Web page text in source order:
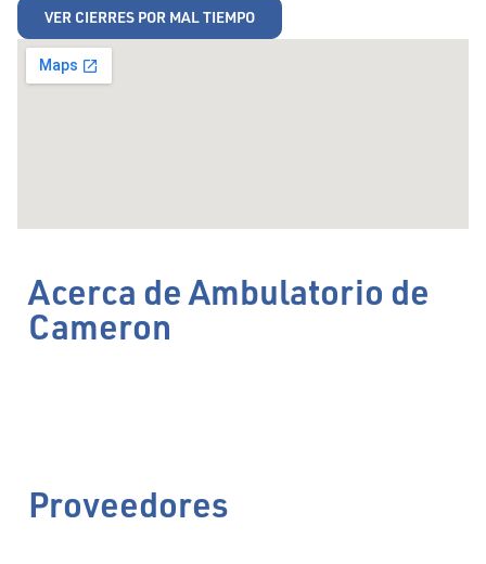
VER CIERRES POR MAL TIEMPO
Acerca de Ambulatorio de
Cameron
Proveedores